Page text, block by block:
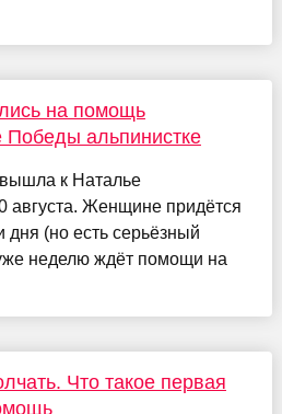
на помощь
Победы альпинистке
к Наталье
августа. Женщине придётся
(но есть серьёзный
неделю ждёт помощи на
Что такое первая